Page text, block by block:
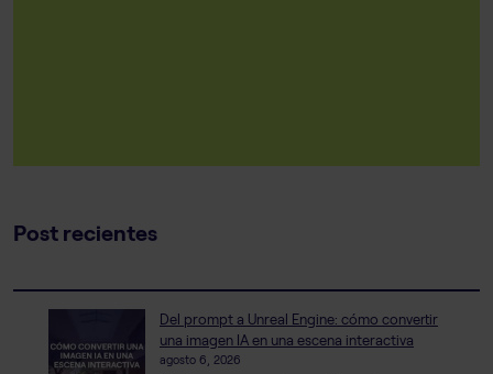
Post recientes
Del prompt a Unreal Engine: cómo convertir
una imagen IA en una escena interactiva
agosto 6, 2026